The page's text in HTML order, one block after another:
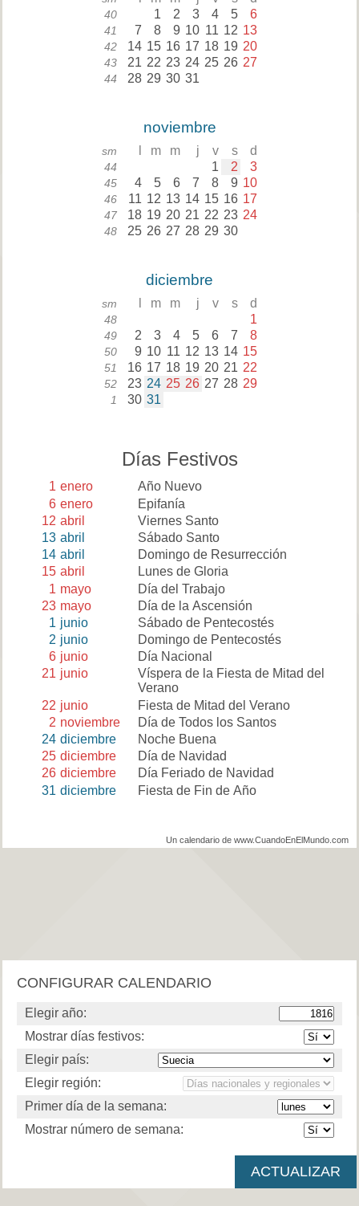
40 1 2 3 4 5 6
41 7 8 9 10 11 12 13
42 14 15 16 17 18 19 20
43 21 22 23 24 25 26 27
44 28 29 30 31
noviembre
sm m m j v s d
44 1 2 3
45 4 5 6 7 8 9 10
46 11 12 13 14 15 16 17
47 18 19 20 21 22 23 24
48 25 26 27 28 29 30
diciembre
sm m m j v s d
48 1
49 2 3 4 5 6 7 8
50 9 10 11 12 13 14 15
51 16 17 18 19 20 21 22
52 23 24 25 26 27 28 29
1 30 31
Días Festivos
1 enero
Año Nuevo
6 enero
Epifanía
12 abril
Viernes Santo
13 abril
Sábado Santo
14 abril
Domingo de Resurrección
15 abril
Lunes de Gloria
1 mayo
Día del Trabajo
23 mayo
Día de la Ascensión
1 junio
Sábado de Pentecostés
2 junio
Domingo de Pentecostés
6 junio
Día Nacional
21 junio
Víspera de la Fiesta de Mitad del
Verano
22 junio
Fiesta de Mitad del Verano
2 noviembre
Día de Todos los Santos
24 diciembre
Noche Buena
25 diciembre
Día de Navidad
26 diciembre
Día Feriado de Navidad
31 diciembre Fiesta de Fin de Año
Un calendario de www.CuandoEnElMundo.com
CONFIGURAR CALENDARIO
Elegir año:
Mostrar días festivos:
Elegir país:
Elegir región:
Primer día de la semana:
Mostrar número de semana: